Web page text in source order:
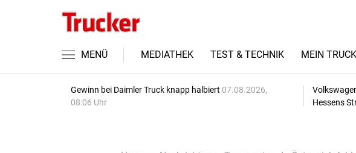
MENÜ MEDIATHEK TEST & TECHNIK MEIN
Gewinn bei Daimler Truck knapp halbiert 07.08.2026,
08:06 Uhr
Hessens